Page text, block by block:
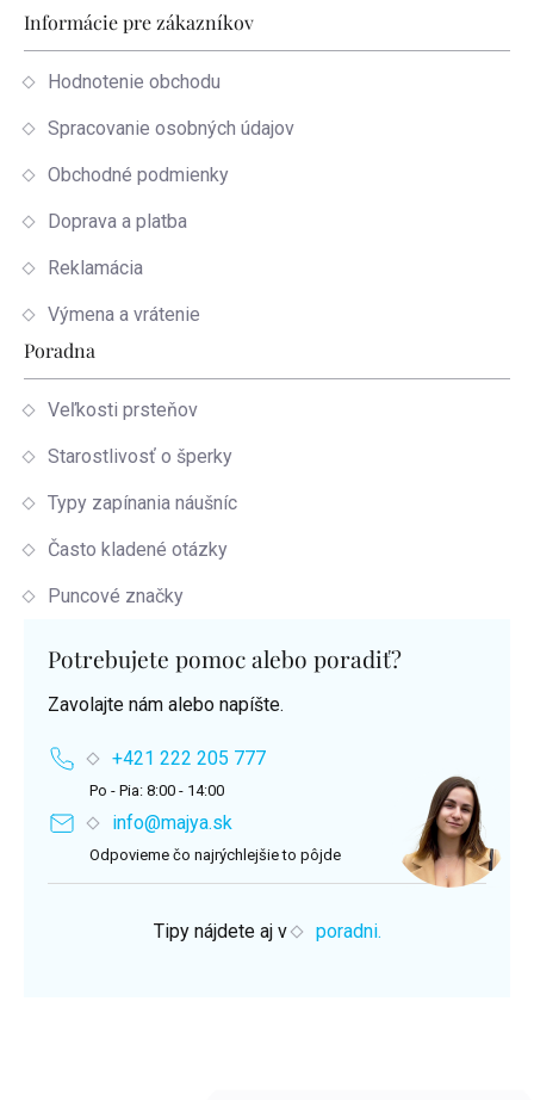
Informácie pre zákazníkov
Hodnotenie obchodu
Spracovanie osobných údajov
Obchodné podmienky
Doprava a platba
Reklamácia
Výmena a vrátenie
Poradna
Veľkosti prsteňov
Starostlivosť o šperky
Typy zapínania náušníc
Často kladené otázky
Puncové značky
Potrebujete pomoc alebo poradiť?
Zavolajte nám alebo napíšte.
+421 222 205 777
Po - Pia: 8:00 - 14:00
info@majya.sk
Odpovieme čo najrýchlejšie to pôjde
Tipy nájdete aj v poradni.